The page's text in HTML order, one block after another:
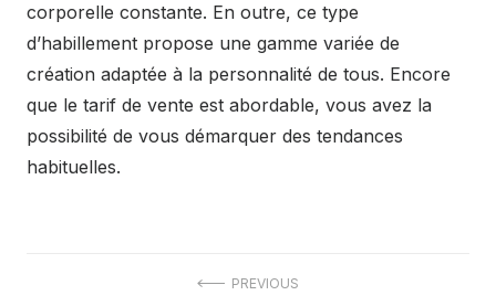
corporelle constante. En outre, ce type
d’habillement propose une gamme variée de
création adaptée à la personnalité de tous. Encore
que le tarif de vente est abordable, vous avez la
possibilité de vous démarquer des tendances
habituelles.
PREVIOUS